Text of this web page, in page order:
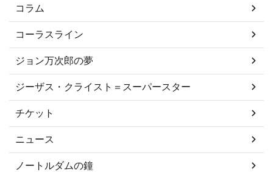
コラム
コーラスライン
ジョン万次郎の夢
ジーザス・クライスト＝スーパースター
チケット
ニュース
ノートルダムの鐘